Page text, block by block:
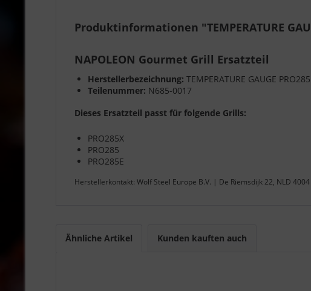
Produktinformationen "TEMPERATURE
NAPOLEON Gourmet Grill Ersatzteil
Herstellerbezeichnung: TEMPERATURE GAUGE PRO285
Teilenummer: N685-0017
Dieses Ersatzteil passt für folgende Grills:
PRO285X
PRO285
PRO285E
Herstellerkontakt: Wolf Steel Europe B.V. | De Riemsdijk 22, NLD
Ähnliche Artikel Kunden kauften auch